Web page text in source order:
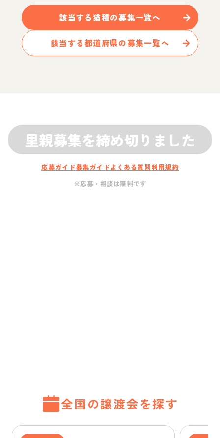
該当する 猫種の募集一覧へ
該当する都道府県の募集一覧へ
里親募集を締め切りました
応募ガイド募集ガイド よくある質問利用規約
※応募・相談は無料です
全国の譲渡会を探す